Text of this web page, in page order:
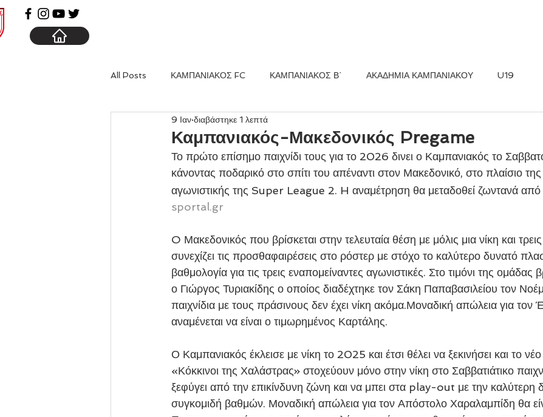
All Posts ΚΑΜΠΑΝΙΑΚΟΣ FC ΚΑΜΠΑΝΙΑΚΟΣ Β΄ ΑΚΑΔΗΜΙΑ ΚΑΜΠΑΝΙΑΚΟΥ U19
Καμπανιακός-Μακεδονικός Pregame
9 Ιαν διαβάστηκε 1 λεπτά
Το πρώτο επίσημο παιχνίδι τους για το 2026 δινει ο Καμπανιακός το
κάνοντας ποδαρικό στο σπίτι του απέναντι στον Μακεδονικό, στο πλαίσιο
αγωνιστικής της Super League 2. H αναμέτρηση θα μεταδοθεί ζωντανά από
sportal.gr
O Μακεδονικός που βρίσκεται στην τελευταία θέση με μόλις μια νίκη και
συνεχίζει τις προσθαφαιρέσεις στο ρόστερ με στόχο το καλύτερο δυνατό
βαθμολογία για τις τρεις εναπομείναντες αγωνιστικές. Στο τιμόνι της ομάδας
ο Γιώργος Τυριακίδης ο οποίος διαδέχτηκε τον Σάκη Παπαβασιλείου τον
παιχνίδια με τους πράσινους δεν έχει νίκη ακόμα.Μοναδική απώλεια για τον
αναμένεται να είναι ο τιμωρημένος Καρτάλης.
Ο Καμπανιακός έκλεισε με νίκη το 2025 και έτσι θέλει να ξεκινήσει και το
«Κόκκινοι της Χαλάστρας» στοχεύουν μόνο στην νίκη στο Σαββατιάτικο
ξεφύγει από την επικίνδυνη ζώνη και να μπει στα play-out με την καλύτερη
συγκομιδή βαθμών. Μοναδική απώλεια για τον Απόστολο Χαραλαμπίδη θα